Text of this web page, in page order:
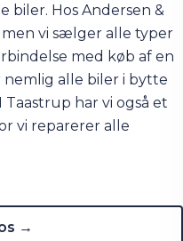
Hos Andersen &
vi sælger alle typer
med køb af en
nemlig alle biler i bytte
har vi også et
vi reparerer alle
→